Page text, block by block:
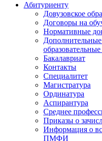
Абитуриенту
Довузовское
Договоры на
Нормативные
Бакалавриат
Контакты
Специалитет
Магистратура
Ординатура
Аспирантура
Среднее
Приказы о
Информация о
ПМФИ